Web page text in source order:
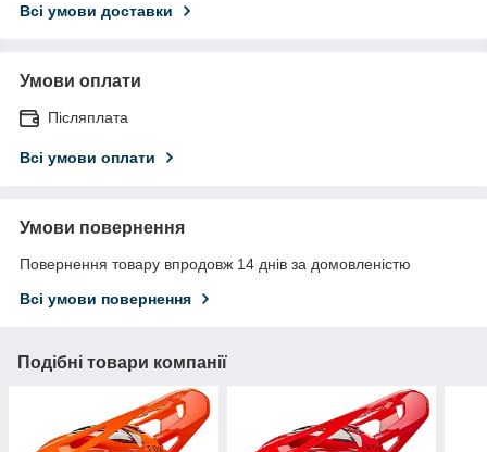
Всі умови доставки
Умови оплати
Післяплата
Всі умови оплати
Умови повернення
Повернення товару впродовж 14 днів за домовленістю
Всі умови повернення
Подібні товари компанії